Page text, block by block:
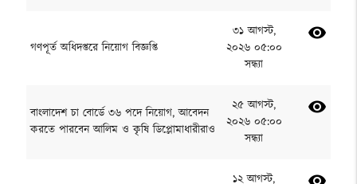
গণপূর্ত অধিদপ্তরে নিয়োগ বিজ্ঞপ্তি
৩১ আগস্ট,
২০২৬ ০৫:০০
সন্ধ্যা
visibility
বাংলাদেশ চা বোর্ডে ৩৬ পদে নিয়োগ, আবেদন
করতে পারবেন আলিম ও কৃষি ডিপ্লোমাধারীরাও
২৫ আগস্ট,
২০২৬ ০৫:০০
সন্ধ্যা
visibility
১২ আগস্ট,